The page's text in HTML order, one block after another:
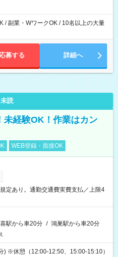
/ 副業・WワークOK / 10名以上の大量
応募する 詳細へ
未読
未経験OK！作業はカン
WEB登録・面接OK
定あり。通勤交通費実費支払／上限4
駅から車20分 / 鴻巣駅から車20分
) ※休憩（12:00-12:50、15:00-15:10）